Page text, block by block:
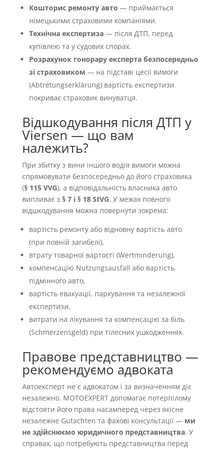
Кошторис ремонту авто — приймається
німецькими страховими компаніями.
Технічна експертиза— після ДТП, перед
купівлею та у судових спорах.
Розрахунок гонорару експерта безпосередньо
зі страховиком — на підставі цесії вимоги
(Abtretungserklärung) вартість експертизи
покриває страховик винуватця.
Відшкодування після ДТП у
Viersen — що вам
належить?
При збитку з вини іншого водія вимоги можна
спрямовувати безпосередньо до його страховика
(§ 115 VVG), а відповідальність власника авто
випливає з § 7 і § 18 StVG. У межах повного
відшкодування можна повернути зокрема:
вартість ремонту або відновну вартість авто
(при повній загибелі),
втрату товарної вартості (Wertminderung),
компенсацію Nutzungsausfall або вартість
підмінного авто,
вартість евакуації, паркування та незалежної
експертизи,
витрати на лікування та компенсацію за біль
(Schmerzensgeld) при тілесних ушкодженнях.
Правове представництво —
рекомендуємо адвоката
Автоексперт не є адвокатом і за визначенням діє
незалежно. MOTOEXPERT допомагає потерпілому
відстояти його права насамперед через якісне
незалежне Gutachten та фахові консультації — ми
не здійснюємо юридичного представництва. У
справах, що потребують представництва перед